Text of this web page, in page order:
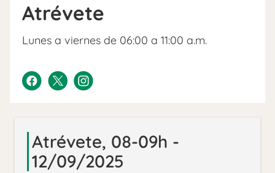
Atrévete
Lunes a viernes de 06:00 a 11:00 a.m.
Atrévete, 08-09h -
12/09/2025